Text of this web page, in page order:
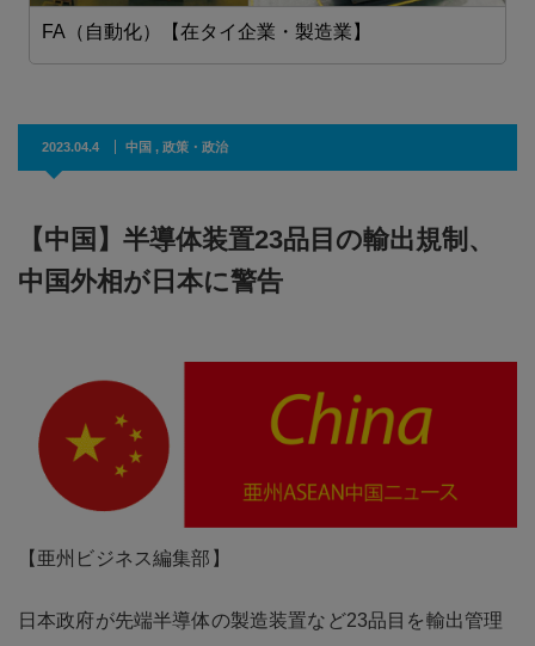
FA（自動化）【在タイ企業・製造業】
2023.04.4 中国 , 政策・政治
【中国】半導体装置23品目の輸出規制、
中国外相が日本に警告
【亜州ビジネス編集部】
日本政府が先端半導体の製造装置など23品目を輸出管理